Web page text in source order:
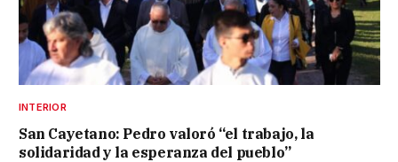
INTERIOR
San Cayetano: Pedro valoró “el trabajo, la
solidaridad y la esperanza del pueblo”